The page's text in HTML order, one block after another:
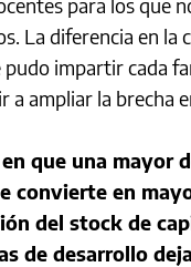
La diferencia en la
pudo impartir cada
a ampliar la brecha
que una mayor
convierte en
del stock de
de desarrollo